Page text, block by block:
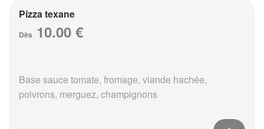
Pizza texane
Dès 10.00 €
Base sauce tomate, fromage, viande hachée,
poivrons, merguez, champignons